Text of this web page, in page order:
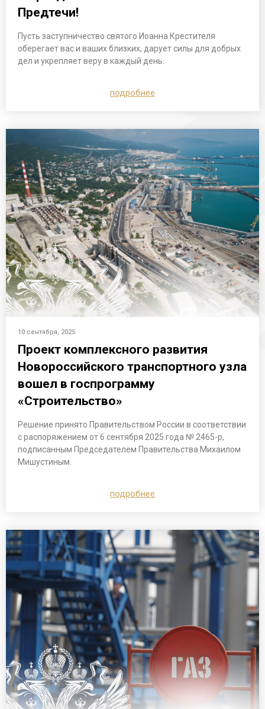
Предтечи!
Пусть заступничество святого Иоанна Крестителя
оберегает вас и ваших близких, дарует силы для добрых
дел и укрепляет веру в каждый день.
подробнее
10 сентября, 2025
Проект комплексного развития
Новороссийского транспортного узла
вошел в госпрограмму
«Строительство»
Решение принято Правительством России в соответствии
с распоряжением от 6 сентября 2025 года № 2465-р,
подписанным Председателем Правительства Михаилом
Мишустиным.
подробнее